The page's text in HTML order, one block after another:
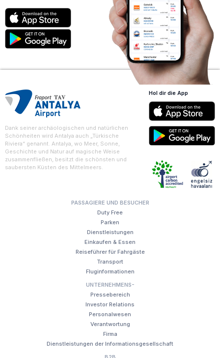
Dank seiner archäologischen und natürlichen
Schönheiten wird Antalya auch „Türkische
Riviera“ genannt. Antalya, wo Meer, Sonne,
Geschichte und Natur auf magische Weise
zusammenfließen, besitzt die schönsten und
saubersten Küsten des Mittelmeers.
PASSAGIERE UND BESUCHER
Duty Free
Parken
Dienstleistungen
Einkaufen & Essen
Reiseführer für Fahrgäste
Transport
Fluginformationen
UNTERNEHMENS-
Pressebereich
Investor Relations
Personalwesen
Verantwortung
Firma
Dienstleistungen der Informationsgesellschaft
Hol dir die App